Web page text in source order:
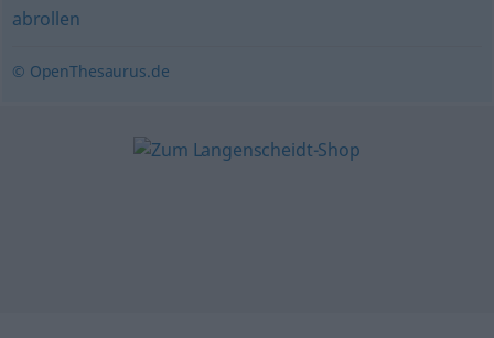
abrollen
© OpenThesaurus.de